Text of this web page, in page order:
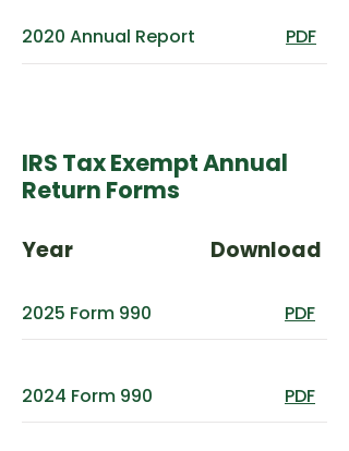
2020 Annual Report PDF
IRS Tax Exempt Annual
Return Forms
Year Download
2025 Form 990 PDF
2024 Form 990 PDF